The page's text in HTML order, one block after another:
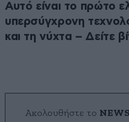
Αυτό είναι το πρώτο
υπερσύγχρονη
και τη νύχτα – Δείτε
Ακολουθήστε το